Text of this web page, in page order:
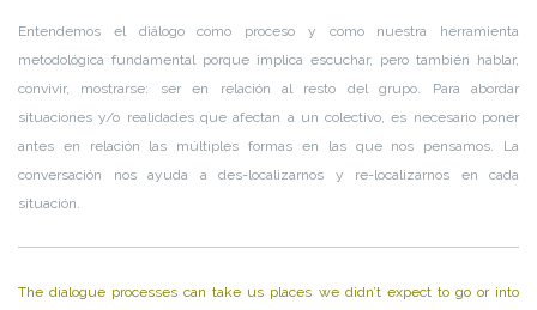
Entendemos el diálogo como proceso y como nuestra herramienta
metodológica fundamental porque implica escuchar, pero también hablar,
convivir, mostrarse: ser en relación al resto del grupo. Para abordar
situaciones y/o realidades que afectan a un colectivo, es necesario poner
antes en relación las múltiples formas en las que nos pensamos. La
conversación nos ayuda a des-localizarnos y re-localizarnos en cada
situación.
The dialogue processes can take us places we didn’t expect to go or into